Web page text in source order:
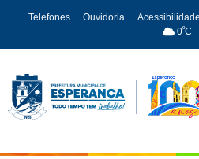
Telefones Ouvidoria Acessibilidade
0ºC